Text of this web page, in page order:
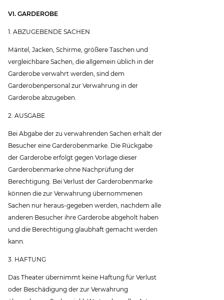
VI. GARDEROBE
1. ABZUGEBENDE SACHEN
Mäntel, Jacken, Schirme, größere Taschen und
vergleichbare Sachen, die allgemein üblich in der
Garderobe verwahrt werden, sind dem
Garderobenpersonal zur Verwahrung in der
Garderobe abzugeben.
2. AUSGABE
Bei Abgabe der zu verwahrenden Sachen erhält der
Besucher eine Garderobenmarke. Die Rückgabe
der Garderobe erfolgt gegen Vorlage dieser
Garderobenmarke ohne Nachprüfung der
Berechtigung. Bei Verlust der Garderobenmarke
können die zur Verwahrung übernommenen
Sachen nur heraus-gegeben werden, nachdem alle
anderen Besucher ihre Garderobe abgeholt haben
und die Berechtigung glaubhaft gemacht werden
kann.
3. HAFTUNG
Das Theater übernimmt keine Haftung für Verlust
oder Beschädigung der zur Verwahrung